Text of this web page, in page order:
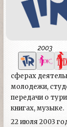
2003
сферах
молодежи,
передачи о
книгах, музыке.
22 июля 2003